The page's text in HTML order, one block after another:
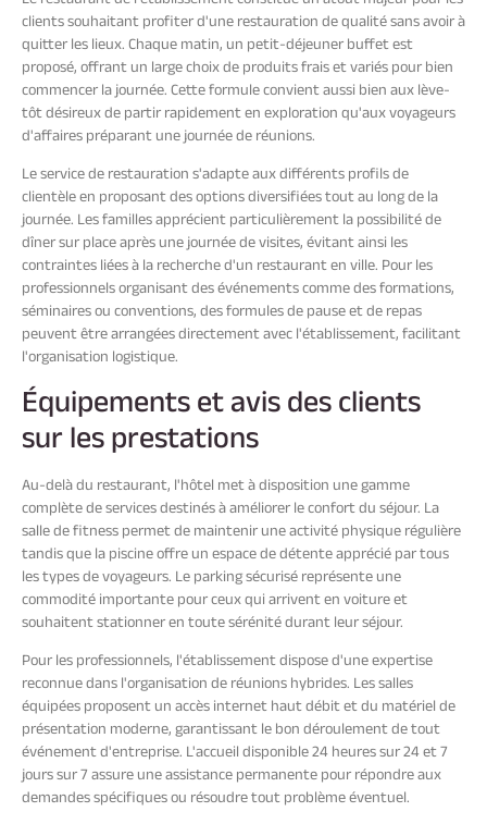
clients souhaitant profiter d'une restauration de qualité sans avoir à
quitter les lieux. Chaque matin, un petit-déjeuner buffet est
proposé, offrant un large choix de produits frais et variés pour bien
commencer la journée. Cette formule convient aussi bien aux lève-
tôt désireux de partir rapidement en exploration qu'aux voyageurs
d'affaires préparant une journée de réunions.
Le service de restauration s'adapte aux différents profils de
clientèle en proposant des options diversifiées tout au long de la
journée. Les familles apprécient particulièrement la possibilité de
dîner sur place après une journée de visites, évitant ainsi les
contraintes liées à la recherche d'un restaurant en ville. Pour les
professionnels organisant des événements comme des formations,
séminaires ou conventions, des formules de pause et de repas
peuvent être arrangées directement avec l'établissement, facilitant
l'organisation logistique.
Équipements et avis des clients
sur les prestations
Au-delà du restaurant, l'hôtel met à disposition une gamme
complète de services destinés à améliorer le confort du séjour. La
salle de fitness permet de maintenir une activité physique régulière
tandis que la piscine offre un espace de détente apprécié par tous
les types de voyageurs. Le parking sécurisé représente une
commodité importante pour ceux qui arrivent en voiture et
souhaitent stationner en toute sérénité durant leur séjour.
Pour les professionnels, l'établissement dispose d'une expertise
reconnue dans l'organisation de réunions hybrides. Les salles
équipées proposent un accès internet haut débit et du matériel de
présentation moderne, garantissant le bon déroulement de tout
événement d'entreprise. L'accueil disponible 24 heures sur 24 et 7
jours sur 7 assure une assistance permanente pour répondre aux
demandes spécifiques ou résoudre tout problème éventuel.